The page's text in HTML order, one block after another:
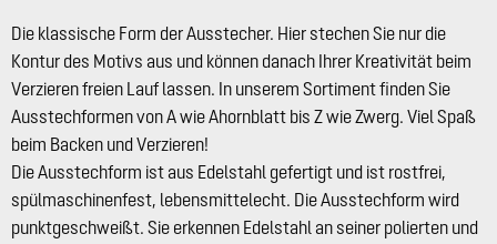
Die klassische Form der Ausstecher. Hier stechen Sie nur die
Kontur des Motivs aus und können danach Ihrer Kreativität beim
Verzieren freien Lauf lassen. In unserem Sortiment finden Sie
Ausstechformen von A wie Ahornblatt bis Z wie Zwerg. Viel Spaß
beim Backen und Verzieren!
Die Ausstechform ist aus Edelstahl gefertigt und ist rostfrei,
spülmaschinenfest, lebensmittelecht. Die Ausstechform wird
punktgeschweißt. Sie erkennen Edelstahl an seiner polierten und